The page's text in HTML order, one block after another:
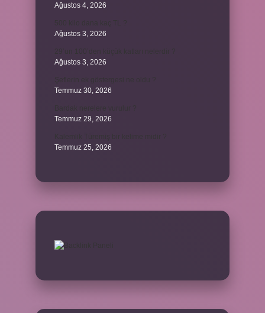
Ağustos 4, 2026
Ağustos 3, 2026
Ağustos 3, 2026
Temmuz 30, 2026
Temmuz 29, 2026
Temmuz 25, 2026